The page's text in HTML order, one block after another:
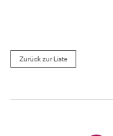
Zurück zur Liste